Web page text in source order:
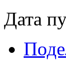
Дата